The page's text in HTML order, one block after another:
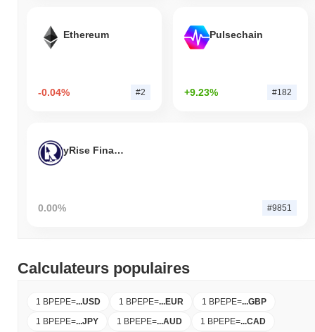
Ethereum
-0.04% #2
Pulsechain
+9.23% #182
yRise Finance
0.00% #9851
Calculateurs populaires
1 BPEPE=...USD 1 BPEPE=...EUR 1 BPEPE=...GBP
1 BPEPE=...JPY 1 BPEPE=...AUD 1 BPEPE=...CAD